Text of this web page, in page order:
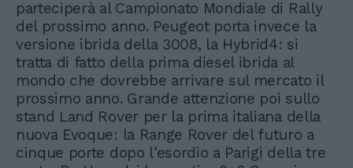
parteciperà al Campionato Mondiale di Rally
del prossimo anno. Peugeot porta invece la
versione ibrida della 3008, la Hybrid4: si
tratta di fatto della prima diesel ibrida al
mondo che dovrebbe arrivare sul mercato il
prossimo anno. Grande attenzione poi sullo
stand Land Rover per la prima italiana della
nuova Evoque: la Range Rover del futuro a
cinque porte dopo l'esordio a Parigi della tre